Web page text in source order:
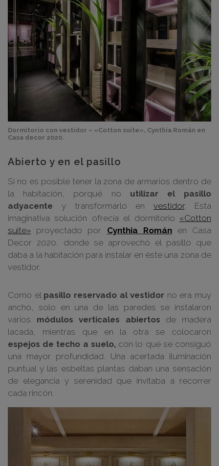
Dormitorio con vestidor – «Cotton suite», Cynthia Román en
Casa decor 2020.
Abierto y en el pasillo
Si no es posible tener la zona de armarios dentro de
la habitación, porqué no utilizar el pasillo
adyacente y transformarlo envestidor. Esta
imaginativa solución ofrecía el dormitorio «Cotton
suite» proyectado por Cynthia Románen Casa
Decor 2020, donde se aprovechó el pasillo que
daba a la habitación para instalar en éste una zona de
vestidor.
Como el pasillo reservado al vestidor no era muy
ancho, solo en una de las paredes se instalaron
varios módulos verticales abiertos de madera
lacada, mientras que en la otra se colocaron
espejos de techo a suelo,con lo que se consiguó
una mayor profundidad. Una acertada iluminación
puntual y las esbeltas plantas daban una sensación
de elegancia y serenidad que invitaba a recorrer
cada rincón.